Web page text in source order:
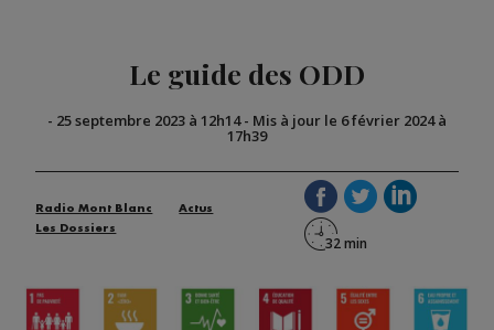
Le guide des ODD
- 25 septembre 2023 à 12h14- Mis à jour le 6 février 2024 à
17h39
Radio Mont Blanc
Actus
Les Dossiers